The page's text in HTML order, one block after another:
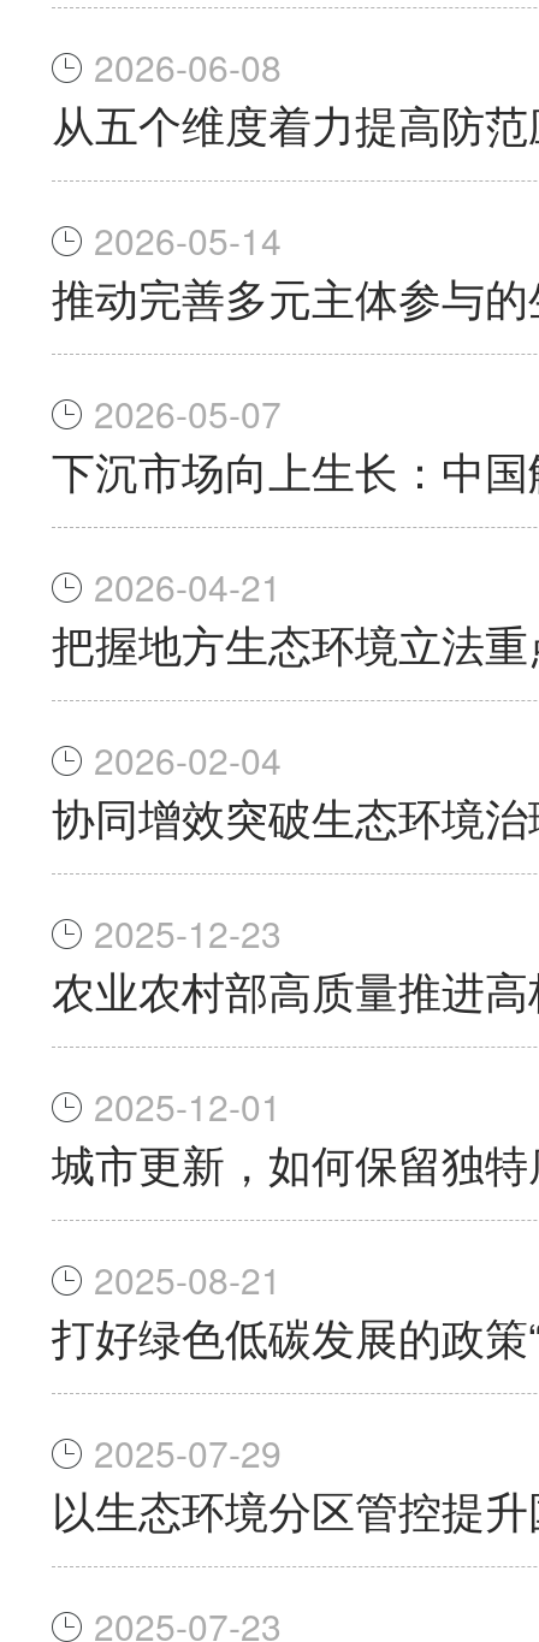
2026-06-08
从五个维度着力提高防
2026-05-14
推动完善多元主体参与
2026-05-07
下沉市场向上生长：中
2026-04-21
把握地方生态环境立法
2026-02-04
协同增效突破生态环境
2025-12-23
农业农村部高质量推进
2025-12-01
城市更新，如何保留独
2025-08-21
打好绿色低碳发展的政策
2025-07-29
以生态环境分区管控提
2025-07-23